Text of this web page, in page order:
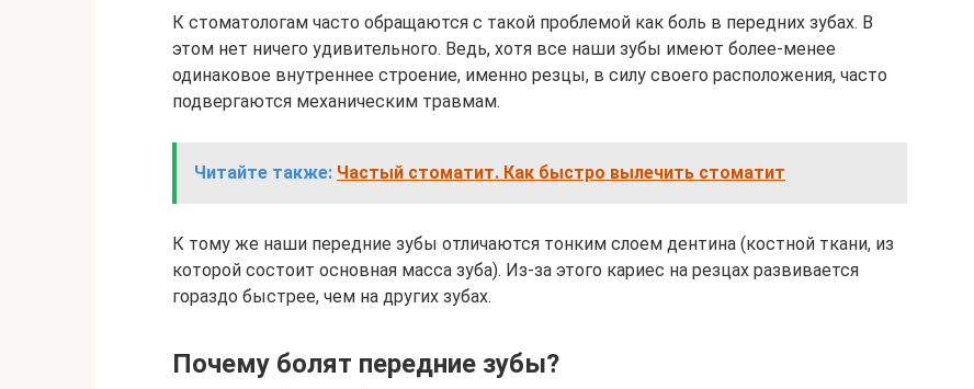
К стоматологам часто обращаются с такой проблемой как боль в передних зубах. В
этом нет ничего удивительного. Ведь, хотя все наши зубы имеют более-менее
одинаковое внутреннее строение, именно резцы, в силу своего расположения, часто
подвергаются механическим травмам.
Читайте также: Частый стоматит. Как быстро вылечить стоматит
К тому же наши передние зубы отличаются тонким слоем дентина (костной ткани, из
которой состоит основная масса зуба). Из-за этого кариес на резцах развивается
гораздо быстрее, чем на других зубах.
Почему болят передние зубы?